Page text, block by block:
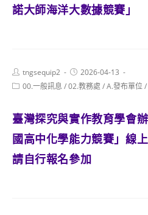
諾大師海洋大數據競賽」
Post
author:
tngsequip2
Post
published:
2026-04-13
Post00.一般訊息 /02.教務處 /A.發布單位/
臺灣探究與實作教育學會
國高中化學能力競賽」線
請自行報名參加